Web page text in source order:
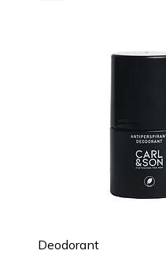
Deodorant